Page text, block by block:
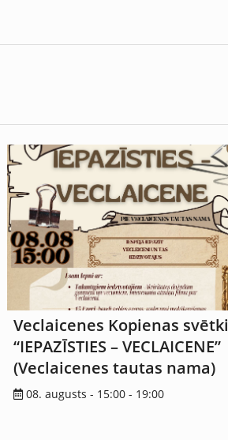
Veclaicenes Kopienas svētki
“IEPAZĪSTIES – VECLAICENE”
(Veclaicenes tautas nama)
08. augusts - 15:00- 19:00